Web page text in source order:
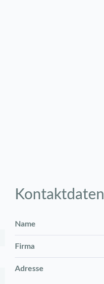
Kontaktdaten
Name
Firma
Adresse